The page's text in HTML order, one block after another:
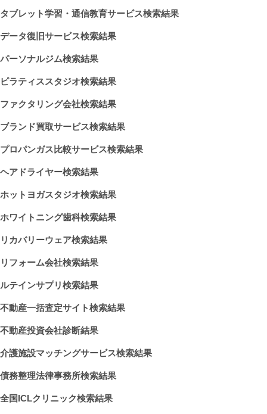
タブレット学習・通信教育サービス検索結果
データ復旧サービス検索結果
パーソナルジム検索結果
ピラティススタジオ検索結果
ファクタリング会社検索結果
ブランド買取サービス検索結果
プロパンガス比較サービス検索結果
ヘアドライヤー検索結果
ホットヨガスタジオ検索結果
ホワイトニング歯科検索結果
リカバリーウェア検索結果
リフォーム会社検索結果
ルテインサプリ検索結果
不動産一括査定サイト検索結果
不動産投資会社診断結果
介護施設マッチングサービス検索結果
債務整理法律事務所検索結果
全国ICLクリニック検索結果